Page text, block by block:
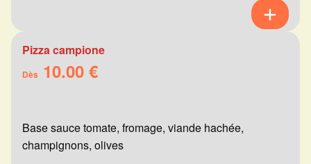
Pizza campione
Dès 10.00 €
Base sauce tomate, fromage, viande hachée,
champignons, olives